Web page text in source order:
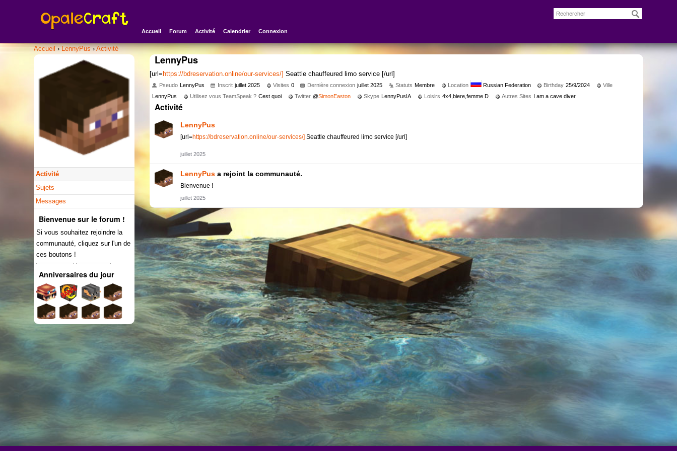
Accueil Forum Activité Calendrier Connexion
Accueil › LennyPus › Activité
Activité
Sujets
Messages
Bienvenue sur le forum !
Si vous souhaitez rejoindre la
communauté, cliquez sur l'un de
ces boutons !
Anniversaires du jour
LennyPus
[url= https://bdreservation.online/our-services/] Seattle chauffeured limo service [/url]
Pseudo LennyPus Inscrit juillet 2025 Visites 0 Dernière connexion juillet 2025 Statuts Membre Location Russian Federation Birthday 25/9/2024
Ville
LennyPus
Utilisez vous TeamSpeak ? Cest quoi Twitter @SimonEaston Skype LennyPusIA Loisirs 4x4,biere,femme D Autres Sites I am a cave diver
Activité
LennyPus
[url=https://bdreservation.online/our-services/] Seattle chauffeured limo service [/url]
juillet 2025
LennyPus a rejoint la communauté.
Bienvenue !
juillet 2025